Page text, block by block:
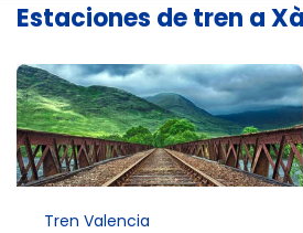
Estaciones de tren a
Tren Valencia